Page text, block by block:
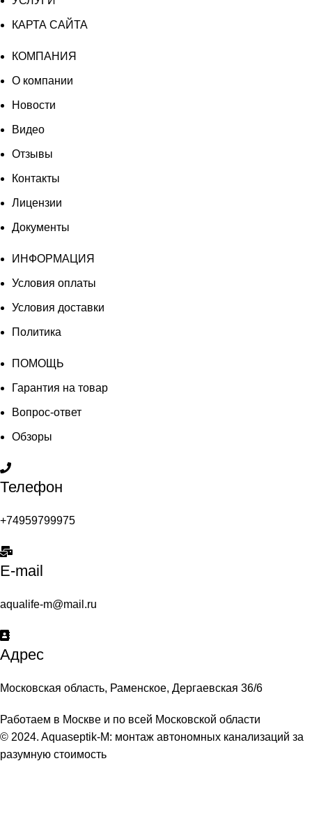
КАРТА САЙТА
КОМПАНИЯ
О компании
Новости
Видео
Отзывы
Контакты
Лицензии
Документы
ИНФОРМАЦИЯ
Условия оплаты
Условия доставки
Политика
ПОМОЩЬ
Гарантия на товар
Вопрос-ответ
Обзоры
Телефон
+74959799975
E-mail
aqualife-m@mail.ru
Адрес
Московская область, Раменское, Дергаевская 36/6
Работаем в Москве и по всей Московской области
© 2024. Aquaseptik-M: монтаж автономных канализаций за
разумную стоимость